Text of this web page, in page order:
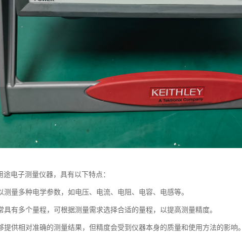
途电子测量仪器，具有以下特点：
测量多种电学参数，如电压、电流、电阻、电容、电感等。
具有多个量程，可根据测量需求选择合适的量程，以提高测量精度。
提供相对准确的测量结果，但精度会受到仪器本身的质量和使用方法的影响。